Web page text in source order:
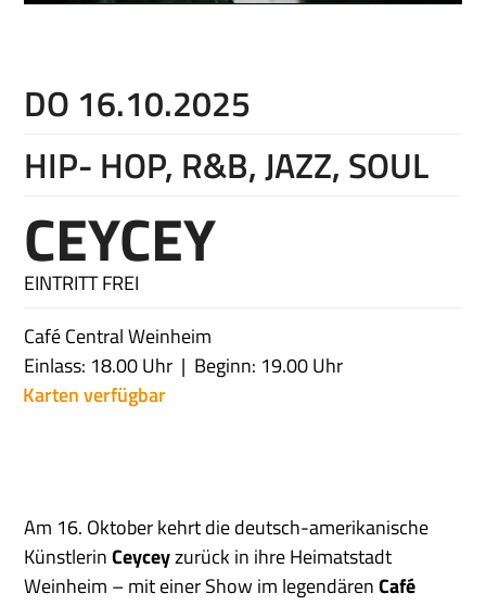
DO 16.10.2025
HIP- HOP, R&B, JAZZ, SOUL
CEYCEY
EINTRITT FREI
Café Central Weinheim
Einlass: 18.00 Uhr
Beginn: 19.00 Uhr
Karten verfügbar
Am 16. Oktober kehrt die deutsch-amerikanische
KünstlerinCeyceyzurück in ihre Heimatstadt
Weinheim – mit einer Show im legendärenCafé